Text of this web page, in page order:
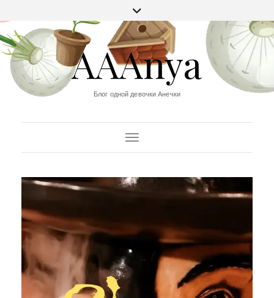
AAAnya
Блог одной девочки Анечки
Переключить навигацию